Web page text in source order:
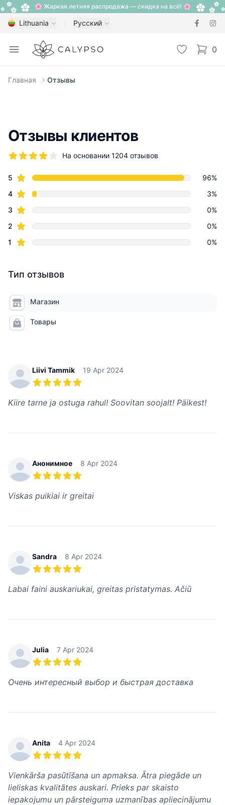
🌸 Жаркая летняя распродажа — скидка на всё! 🌸
Lithuania Русский
Open menu
Calypso Избранное
0
items
Главная Отзывы
Отзывы клиентов
На основании 1204 отзывов
Review data
5 star reviews
96%
4star reviews
3%
3 star reviews
0%
2 star reviews
0%
1 star reviews 0%
Тип отзывов
Магазин
Товары
Recent reviews
Liivi Tammik 19 Apr 2024
Kiire tarne ja ostuga rahul! Soovitan soojalt! Päikest!
Анонимное 8 Apr 2024
Viskas puikiai ir greitai
Sandra 8 Apr 2024
Labai faini auskariukai, greitas pristatymas. Ačiū
Julia 7 Apr 2024
Очень интересный выбор и быстрая доставка
Anita 4 Apr 2024
Vienkārša pasūtīšana un apmaksa. Ātra piegāde un
lieliskas kvalitātes auskari. Prieks par skaisto
iepakojumu un pārsteiguma uzmanības apliecinājumu